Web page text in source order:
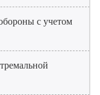
с учетом